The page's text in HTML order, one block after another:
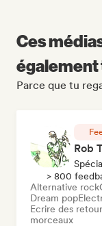
Ces
Parce que tu
Rob
> 800
Alternative rock
Dream pop
Ecrire des
morceaux